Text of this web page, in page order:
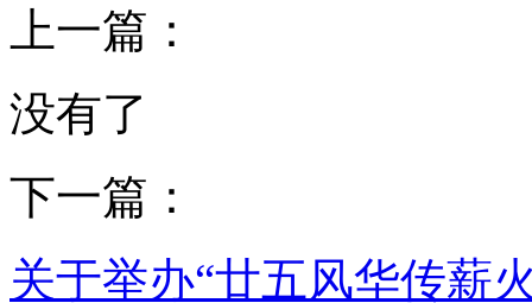
上一篇：
没有了
下一篇：
关于举办“廿五风华传薪